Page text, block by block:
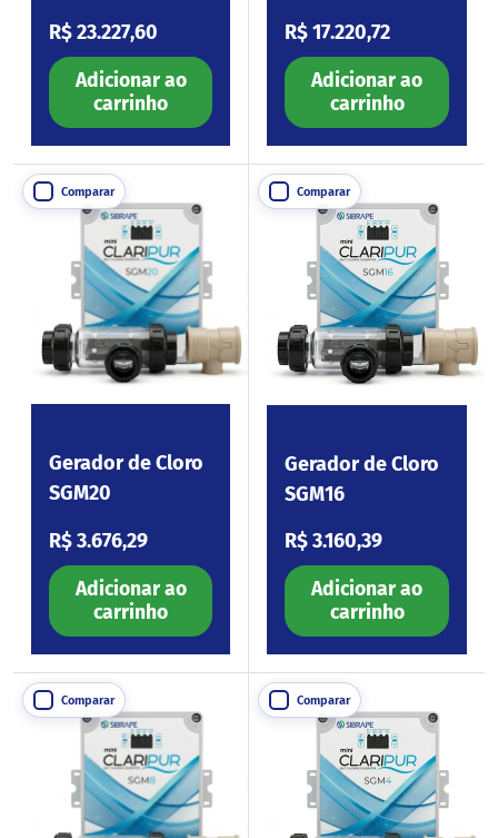
Preço normal
R$ 23.227,60
Adicionar ao
carrinho
Preço normal
R$ 17.220,72
Adicionar ao
carrinho
Comparar
Gerador de Cloro
SGM20
Preço normal
R$ 3.676,29
Adicionar ao
carrinho
Comparar
Gerador de Cloro
SGM16
Preço normal
R$ 3.160,39
Adicionar ao
carrinho
Comparar Comparar